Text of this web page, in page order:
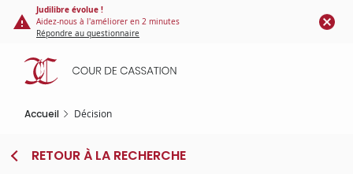
Panneau de gestion des cookies
contenu
principal
Judilibre évolue !
Aidez-nous à l'améliorer en 2 minutes
Répondre au questionnaire
Accueil Décision
RETOUR À LA RECHERCHE